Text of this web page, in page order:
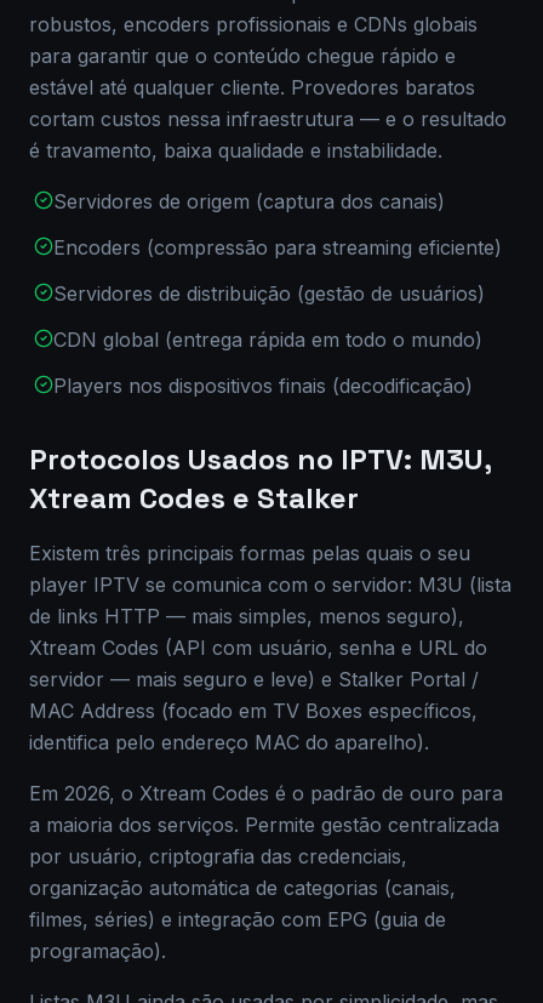
robustos, encoders profissionais e CDNs globais
para garantir que o conteúdo chegue rápido e
estável até qualquer cliente. Provedores baratos
cortam custos nessa infraestrutura — e o resultado
é travamento, baixa qualidade e instabilidade.
Servidores de origem (captura dos canais)
Encoders (compressão para streaming eficiente)
Servidores de distribuição (gestão de usuários)
CDN global (entrega rápida em todo o mundo)
Players nos dispositivos finais (decodificação)
Protocolos Usados no IPTV: M3U,
Xtream Codes e Stalker
Existem três principais formas pelas quais o seu
player IPTV se comunica com o servidor: M3U (lista
de links HTTP — mais simples, menos seguro),
Xtream Codes (API com usuário, senha e URL do
servidor — mais seguro e leve) e Stalker Portal /
MAC Address (focado em TV Boxes específicos,
identifica pelo endereço MAC do aparelho).
Em 2026, o Xtream Codes é o padrão de ouro para
a maioria dos serviços. Permite gestão centralizada
por usuário, criptografia das credenciais,
organização automática de categorias (canais,
filmes, séries) e integração com EPG (guia de
programação).